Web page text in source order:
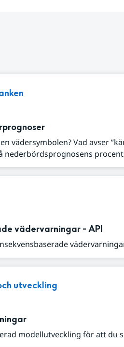
vädersymbolen? Vad avser
nederbördsprognosens
vädervarningar - API
utveckling
modellutveckling för att du